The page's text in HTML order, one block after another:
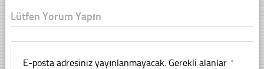
Lütfen Yorum Yapın
E-posta adresiniz yayınlanmayacak. Gerekli alanlar *